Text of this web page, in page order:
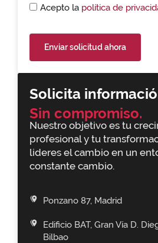
Solicita
Sin compromiso.
Nuestro objetivo es tu
profesional y tu
lideres el cambio en un
constante cambio.
Ponzano 87, Madrid
Edificio BAT, Gran Vía D.
Bilbao
Acepto la política de
Enviar solicitud ahora